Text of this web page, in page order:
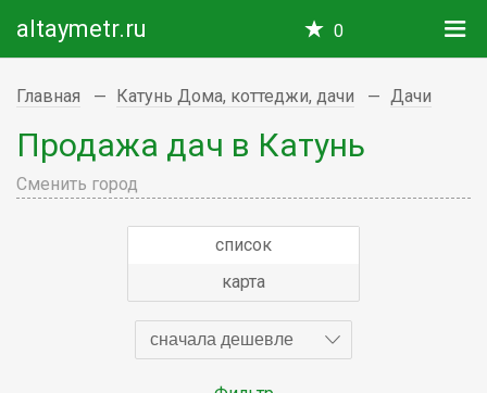
altaymetr.ru 0
Главная Катунь Дома, коттеджи, дачи Дачи
Продажа дач в Катунь
Сменить город
список
карта
сначала дешевле